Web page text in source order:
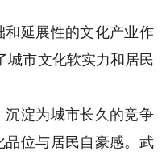
延展性的文化产业作
城市文化软实力和居民
淀为城市长久的竞争
位与居民自豪感。武